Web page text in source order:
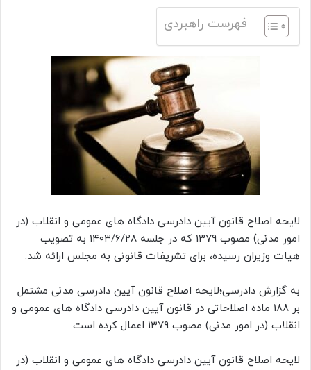
فهرست راهبردی
لایحه اصلاح قانون آیین دادرسی دادگاه های عمومی و انقلاب (در
امور مدنی) مصوب 1379 که در جلسه ۱۴۰۳/۶/۲۸ به تصویب
هیات وزیران رسیده، برای تشریفات قانونی به مجلس ارائه شد.
به گزارش دادرسی؛لایحه اصلاح قانون آیین دادرسی مدنی مشتمل
بر 188 ماده اصلاحاتی در قانون آیین دادرسی دادگاه های عمومی و
انقلاب (در امور مدنی) مصوب ۱۳۷۹ اعمال کرده است.
لایحه اصلاح قانون آیین دادرسی دادگاه های عمومی و انقلاب (در